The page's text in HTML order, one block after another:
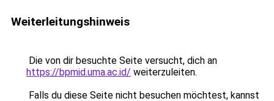
Weiterleitungshinweis
Die von dir besuchte Seite versucht, dich an
https://bpmid.uma.ac.id/ weiterzuleiten.
Falls du diese Seite nicht besuchen möchtest, kannst